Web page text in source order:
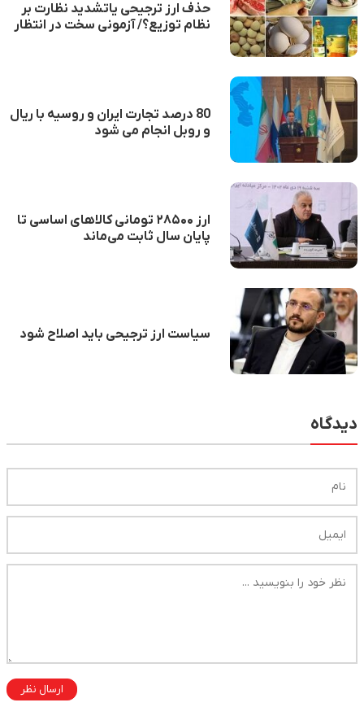
حذف ارز ترجیحی یاتشدید نظارت بر
نظام توزیع؟/ آزمونی سخت در انتظار
80 درصد تجارت ایران و روسیه با ریال
و روبل انجام می شود
ارز ۲۸۵۰۰ تومانی کالاهای اساسی تا
پایان سال ثابت می‌ماند
سیاست ارز ترجیحی باید اصلاح شود
دیدگاه
ارسال نظر